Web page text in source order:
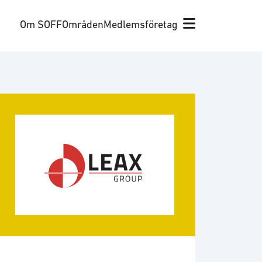
Om SOFFOmrådenMedlemsföretag